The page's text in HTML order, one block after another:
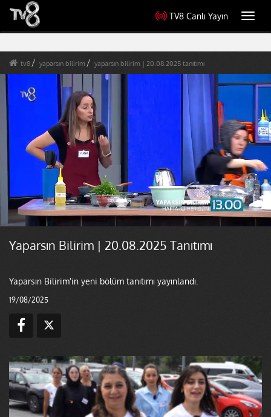
TV8 Canlı Yayın
tv8 yaparsın bilirim yaparsın bilirim | 20.08.2025 tanıtımı
Yaparsın Bilirim | 20.08.2025 Tanıtımı
Yaparsın Bilirim'in yeni bölüm tanıtımı yayınlandı.
19/08/2025